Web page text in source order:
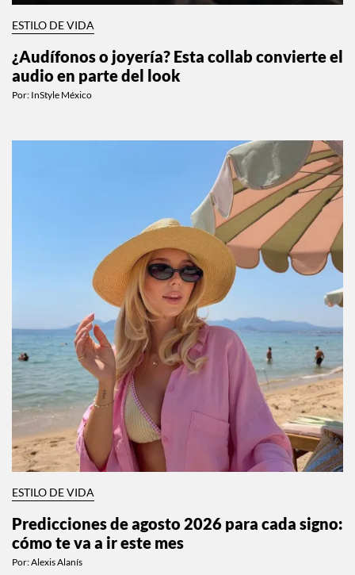
ESTILO DE VIDA
¿Audífonos o joyería? Esta collab convierte el
audio en parte del look
Por: InStyle México
ESTILO DE VIDA
Predicciones de agosto 2026 para cada signo:
cómo te va a ir este mes
Por:Alexis Alanís